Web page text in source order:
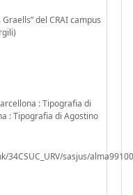
del CRAI campus
: Tipografia di
: Tipografia di Agostino
34CSUC_URV/sasjus/